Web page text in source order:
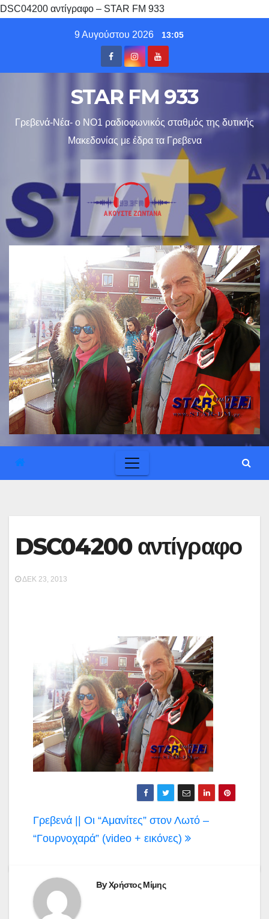
DSC04200 αντίγραφο – STAR FM 933
9 Αυγούστου 2026 13:05
STAR FM 933
Γρεβενά-Νέα- ο ΝΟ1 ραδιοφωνικός σταθμός της δυτικής
Μακεδονίας με έδρα τα Γρεβενα
DSC04200 αντίγραφο
ΔΕΚ 23, 2013
Πλοήγηση
άρθρων
Γρεβενά || Οι “Αμανίτες” στον Λωτό –
“Γουρνοχαρά” (video + εικόνες)
ByΧρήστος Μίμης